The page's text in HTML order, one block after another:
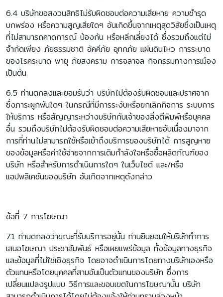
6.4 บริษัทขอสงวนสิทธิไม่รับผิดชอบต่อความเสียหาย ความชำรุด
บกพร่อง หรือความสูญเสียใดๆ อันเกิดขึ้นจากเหตุสุดวิสัยซึ่งเป็นเหตุ
ที่ไม่สามารถคาดการณ์ ป้องกัน หรือหลีกเลี่ยงได้ ซึ่งรวมถึงแต่ไม่
จำกัดเพียง ภัยธรรมชาติ อัคคีภัย อุทกภัย แผ่นดินไหว การระบาด
ของโรคระบาด พายุ ภัยสงคราม การจลาจล กิจกรรมทางการเมือง
เป็นต้น
6.5 ท่านตกลงและยอมรับว่า บริษัทไม่ต้องรับผิดชอบและปราศจาก
ซึ่งภาระผูกพันใดๆ ในกรณีที่มีการระงับหรือยกเลิกกิจการ ระบบการ
ให้บริการ หรือสัญญาระหว่างบริษัทกับเจ้าของสิ่งตีพิมพ์หรือบุคคล
อื่น รวมถึงบริษัทไม่ต้องรับผิดชอบต่อความเสียหายอันเนื่องมาจาก
การที่ท่านไม่สามารถใช้หรือเข้าถึงบริการของบริษัทได้ การสูญหาย
ของข้อมูลหรือค่าใช้จ่ายจากการเติมกำลังใจหรือซื้อผลิตภัณฑ์ของ
บริษัท หรือสำหรับการดำเนินการใดๆ ในเว็บไซต์ และ/หรือ
แอปพลิเคชันของบริษัท อันเกิดจากเหตุดังกล่าว
ข้อที่ 7 การโฆษณา
7.1 ท่านตกลงว่าขณะที่รับบริการอยู่นั้น ท่านยินยอมให้บริษัททำการ
เสนอโฆษณา ประชาสัมพันธ์ หรือเผยแพร่ข้อมูล ทั้งข้อมูลทางธุรกิจ
และข้อมูลที่ไม่ใช่เชิงธุรกิจ โดยอาจดำเนินการโดยทางบริษัทเองหรือ
ตัวแทนหรือโดยบุคคลที่สามอันเป็นตัวแทนของบริษัท ซึ่งการ
เปลี่ยนแปลงรูปแบบ วิธีการและขอบเขตในการโฆษณานั้น บริษัท